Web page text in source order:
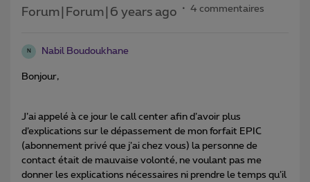
Forum|Forum|6 years ago 4 commentaires
N Nabil Boudoukhane
Bonjour,
J’ai appelé à ce jour le call center afin d’avoir plus
d’explications sur le dépassement de mon forfait EPIC
(abonnement privé que j’ai chez vous) la personne de
contact était de mauvaise volonté, ne voulant pas me
donner les explications nécessaires ni prendre le temps qu’il